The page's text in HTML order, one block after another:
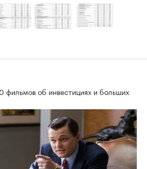
фильмов об инвестициях и больших